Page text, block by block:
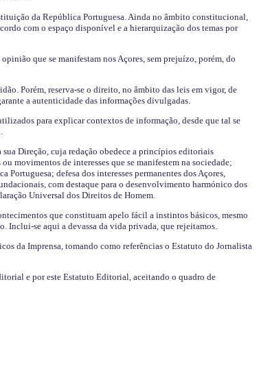
da República Portuguesa. Ainda no âmbito constitucional,
com o espaço disponível e a hierarquização dos temas por
que se manifestam nos Açores, sem prejuízo, porém, do
Porém, reserva-se o direito, no âmbito das leis em vigor, de
a autenticidade das informações divulgadas.
para explicar contextos de informação, desde que tal se
Direção, cuja redação obedece a princípios editoriais
movimentos de interesses que se manifestem na sociedade;
defesa dos interesses permanentes dos Açores,
com destaque para o desenvolvimento harmónico dos
Universal dos Direitos de Homem.
que constituam apelo fácil a instintos básicos, mesmo
Inclui-se aqui a devassa da vida privada, que rejeitamos.
da Imprensa, tomando como referências o Estatuto do Jornalista
e por este Estatuto Editorial, aceitando o quadro de